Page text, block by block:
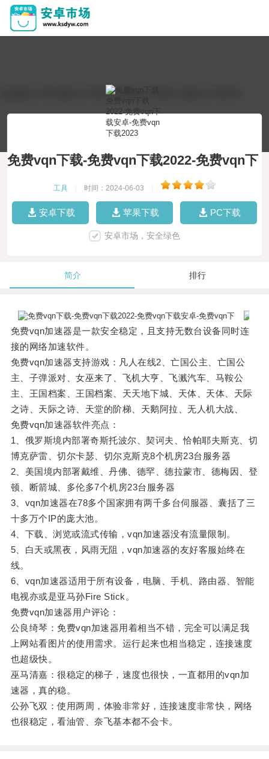
免费vqn下载-免费vqn下载2022-免费vqn下
载安卓-免费vqn下载2023
工具 时间：2024-06-03
安卓下载 苹果下载 PC下载
安卓市场，安全绿色
简介 排行
免费vqn加速器是一款安全稳定，且支持无数台设备同时连
接的网络加速软件。
免费vqn加速器支持游戏：凡人在线2、亡国公主、亡国公
主、子弹派对、女巫来了、飞机大亨、飞溅汽车、马鞍公
主、王国档案、王国档案、天天地下城、天体、天体、天际
之诗、天际之诗、天堂的阶梯、天鹅阿拉、无人机大战、
免费vqn加速器软件亮点：
1、俄罗斯境内部署奇斯托波尔、契诃夫、恰帕耶夫斯克、切
博克萨雷、切尔卡瑟、切尔克斯克8个机房23台服务器
2、美国境内部署戴维、丹佛、德罕、德拉蒙市、德梅因、登
顿、断箭城、多伦多7个机房23台服务器
3、vqn加速器在78多个国家拥有两千多台伺服器、囊括了三
十多万个IP的庞大池。
4、下载、浏览或流式传输，vqn加速器没有流量限制。
5、白天或黑夜，风雨无阻，vqn加速器的友好客服始终在
线。
6、vqn加速器适用于所有设备，电脑、手机、路由器、智能
电视亦或是亚马孙Fire Stick。
免费vqn加速器用户评论：
公良绮琴：免费vqn加速器用着相当不错，完全可以满足我
上网站看图片的使用需求。运行起来也相当稳定，连接速度
也超级快。
巫马清嘉：很稳定的梯子，速度也很快，一直都用的vqn加
速器，真的稳。
公孙飞双：使用两周，体验非常好，连接速度非常快，网络
也很稳定，看油管、奈飞基本都不会卡。